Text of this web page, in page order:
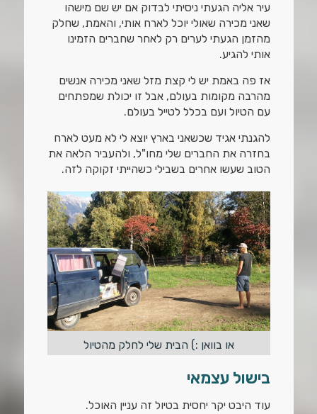
עיר אליה הגעתי ניסיתי לבדוק אם יש שם מישהו
שאני מכירה שאולי יוכל לארח אותי, והאמת, שחלק
מהזמן הגעתי לערים רק לאחר שחברים הזמינו
אותי להגיע.
אז פה באמת יש לי קצת מזל שאני מכירה אנשים
מהרבה מקומות בעולם, אבל זו יכולת שמפתחים
עם הטיול ועם בכלל לטייל בעולם.
להגנתי אגיד שכשאני בארץ יוצא לי לא מעט לארח
בחזרה את החברים שלי מחו"ל, ולהעביר הלאה את
הטוב שעשו אחרים בשבילי כשהייתי זקוקה לזה.
או בוואן :) הבית שלי לחלק מהטיול
בישול עצמאי
עוד היבט יקר יחסית בטיול זה עניין האוכל.